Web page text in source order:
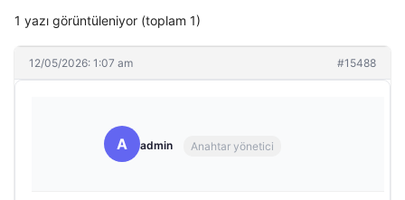
1 yazı görüntüleniyor (toplam 1)
12/05/2026: 1:07 am #15488
A admin Anahtar yönetici